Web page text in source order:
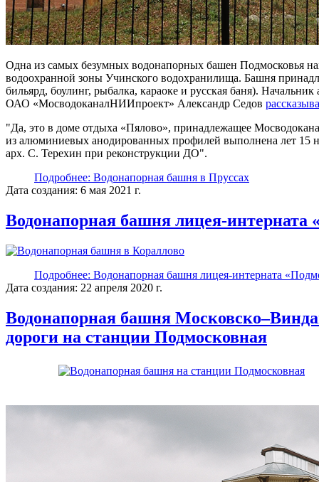
Одна из самых безумных водонапорных башен Подмосковья
водоохранной зоны Учинского водохранилища. Башня
бильярд, боулинг, рыбалка, караоке и русская баня). Начальник
ОАО «МосводоканалНИИпроект» Александр Седов
Да, это в доме отдыха «Пялово», принадлежащее
из алюминиевых анодированных профилей выполнена лет
арх. С. Терехин при реконструкции ДО .
Подробнее: Водонапорная башня в Пруссах
Дата создания: 6 мая 2021 г.
Водонапорная башня лицея-интерната
Подробнее: Водонапорная башня лицея-интерната
Дата создания: 22 апреля 2020 г.
Водонапорная башня
дороги на станции Подмосковная